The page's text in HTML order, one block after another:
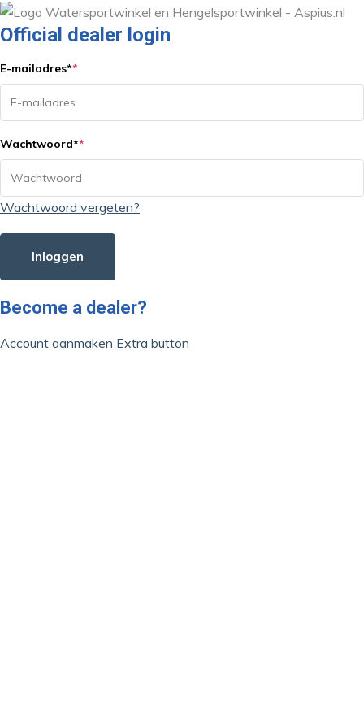
Official dealer login
E-mailadres**
Wachtwoord**
Wachtwoord vergeten?
Inloggen
Become a dealer?
Account aanmaken Extra button